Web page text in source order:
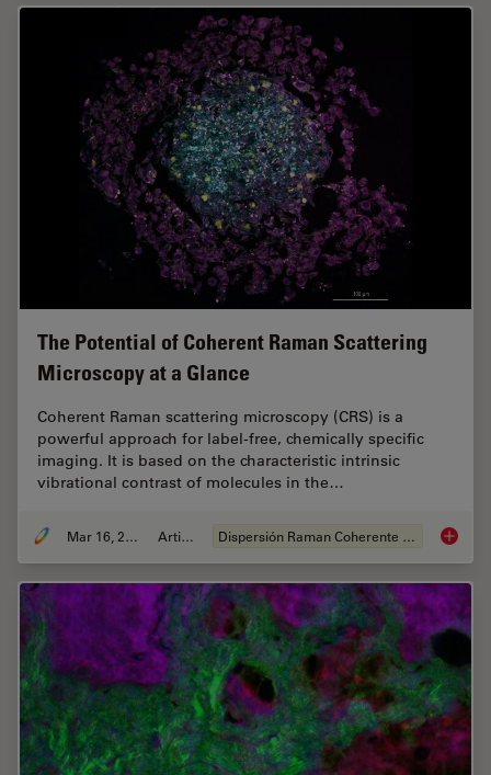
The Potential of Coherent Raman Scattering
Microscopy at a Glance
Coherent Raman scattering microscopy (CRS) is a
powerful approach for label-free, chemically specific
imaging. It is based on the characteristic intrinsic
vibrational contrast of molecules in the…
Mar 16, 2022 Article Dispersión Raman Coherente (CRS) The